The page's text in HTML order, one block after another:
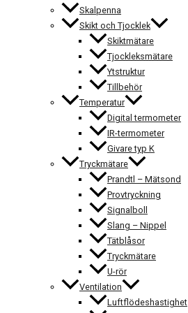
Skalpenna
Skikt och Tjocklek
Skiktmätare
Tjockleksmätare
Ytstruktur
Tillbehör
Temperatur
Digital termometer
IR-termometer
Givare typ K
Tryckmätare
Prandtl – Mätsond
Provtryckning
Signalboll
Slang – Nippel
Tätblåsor
Tryckmätare
U-rör
Ventilation
Luftflödeshastighet